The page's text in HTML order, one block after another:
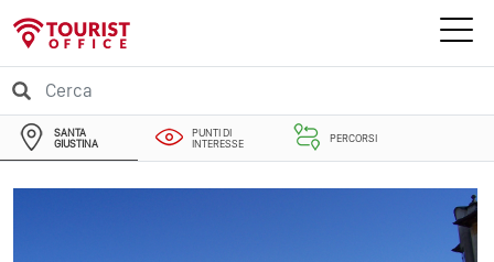
SANTA
GIUSTINA
PUNTI DI
INTERESSE
PERCORSI